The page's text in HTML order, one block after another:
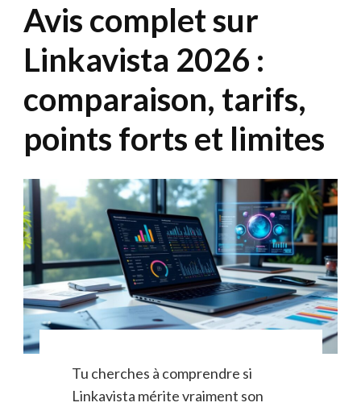
Avis complet sur
Linkavista 2026 :
comparaison, tarifs,
points forts et limites
Tu cherches à comprendre si
Linkavista mérite vraiment son